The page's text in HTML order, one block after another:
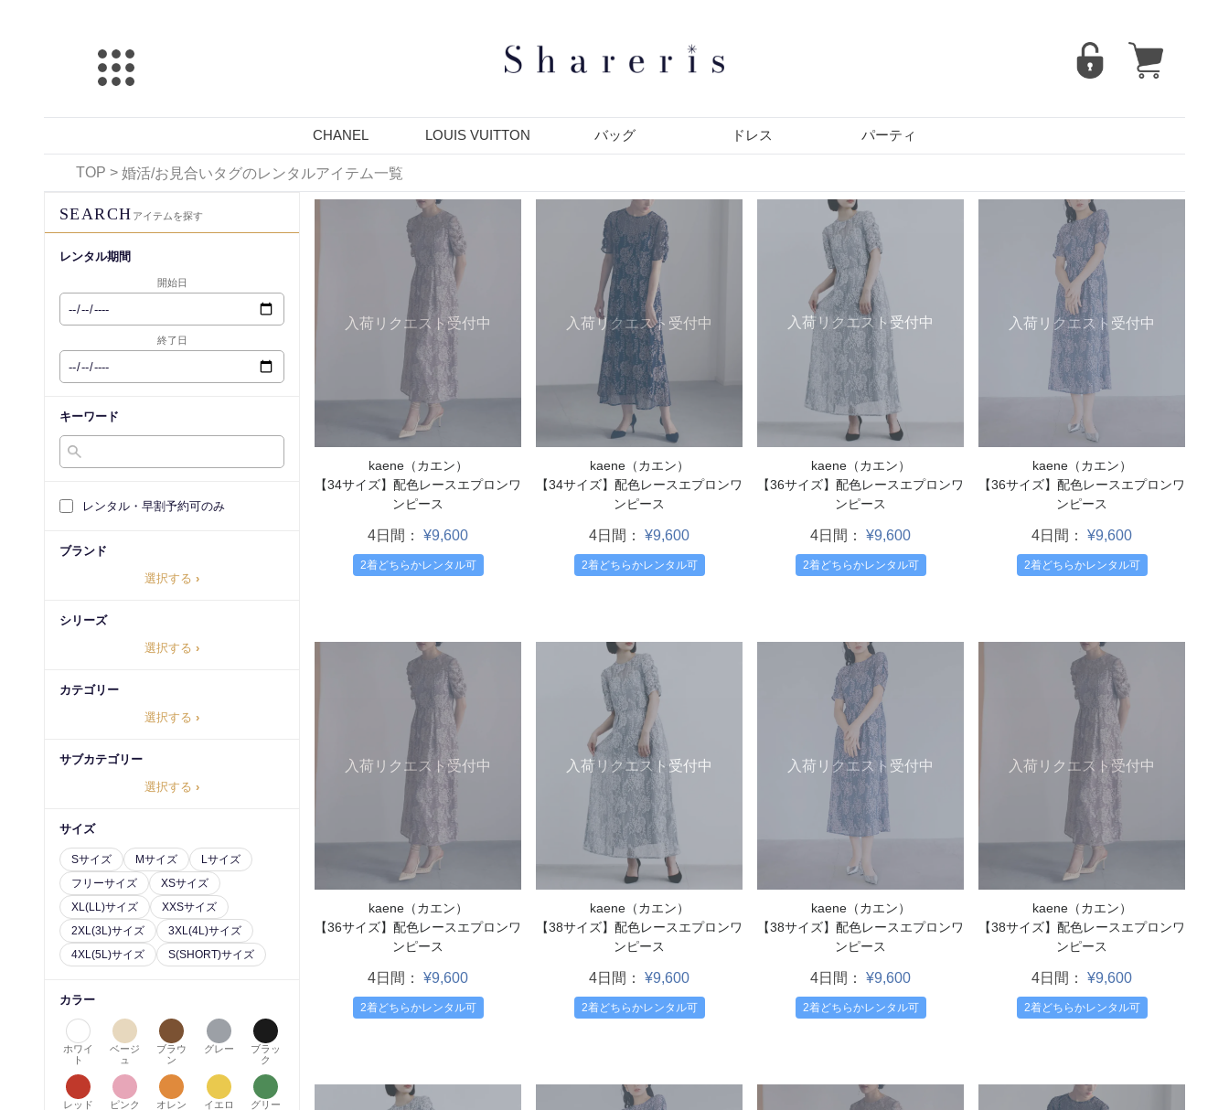
CHANEL LOUIS VUITTON バッグ ドレス パーティ
TOP > 婚活/お見合いタグのレンタルアイテム一覧
SEARCH アイテムを探す
レンタル期間
開始日
終了日
キーワード
レンタル・早割予約可のみ
ブランド
選択する ›
シリーズ
選択する ›
カテゴリー
選択する ›
サブカテゴリー
選択する ›
サイズ
Sサイズ Mサイズ
Lサイズ
フリーサイズ
XSサイズ
XL(LL)サイズ
XXSサイズ
2XL(3L)サイズ
3XL(4L)サイズ
4XL(5L)サイズ
S(SHORT)サイズ
カラー
ホワイ
ト
ベージ
ュ
ブラウ
ン
グレー
ブラッ
ク
レッド ピンク
オレン
イエロ
グリー
入荷リクエスト受付中
kaene（カエン）
【34サイズ】配色レースエプロンワ
ンピース
4日間： ¥9,600
2着どちらかレンタル可
入荷リクエスト受付中
kaene（カエン）
【34サイズ】配色レースエプロンワ
ンピース
4日間： ¥9,600
2着どちらかレンタル可
入荷リクエスト受付中
kaene（カエン）
【36サイズ】配色レースエプロンワ
ンピース
4日間： ¥9,600
2着どちらかレンタル可
入荷リクエスト受付中
kaene（カエン）
【36サイズ】配色レースエプロンワ
ンピース
4日間： ¥9,600
2着どちらかレンタル可
入荷リクエスト受付中
kaene（カエン）
【36サイズ】配色レースエプロンワ
ンピース
4日間： ¥9,600
2着どちらかレンタル可
入荷リクエスト受付中
kaene（カエン）
【38サイズ】配色レースエプロンワ
ンピース
4日間： ¥9,600
2着どちらかレンタル可
入荷リクエスト受付中
kaene（カエン）
【38サイズ】配色レースエプロンワ
ンピース
4日間： ¥9,600
2着どちらかレンタル可
入荷リクエスト受付中
kaene（カエン）
【38サイズ】配色レースエプロンワ
ンピース
4日間： ¥9,600
2着どちらかレンタル可